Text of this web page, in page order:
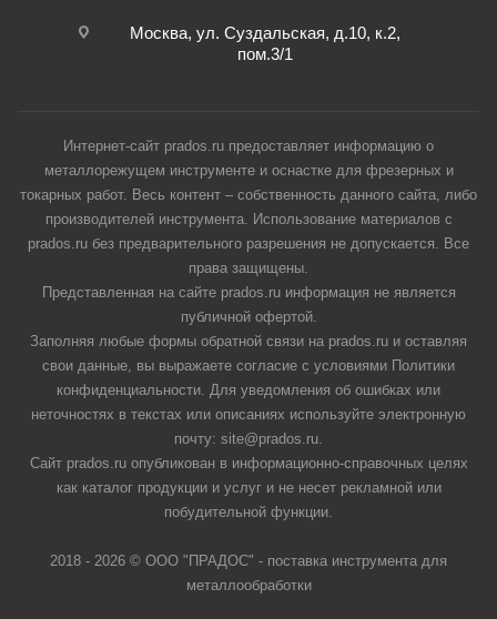
Москва, ул. Суздальская, д.10, к.2,
пом.3/1
Интернет-сайт prados.ru предоставляет информацию о
металлорежущем инструменте и оснастке для фрезерных и
токарных работ. Весь контент – собственность данного сайта, либо
производителей инструмента. Использование материалов с
prados.ru без предварительного разрешения не допускается. Все
права защищены.
Представленная на сайте prados.ru информация не является
публичной офертой.
Заполняя любые формы обратной связи на prados.ru и оставляя
свои данные, вы выражаете согласие с условиями Политики
конфиденциальности. Для уведомления об ошибках или
неточностях в текстах или описаниях используйте электронную
почту: site@prados.ru.
Сайт prados.ru опубликован в информационно-справочных целях
как каталог продукции и услуг и не несет рекламной или
побудительной функции.
2018 - 2026 © ООО "ПРАДОС" - поставка инструмента для
металлообработки